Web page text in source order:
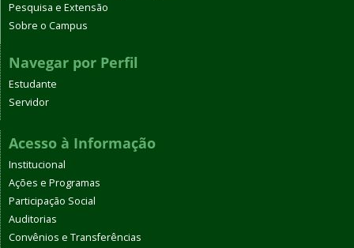
Pesquisa e Extensão
Sobre o Campus
Navegar por Perfil
Estudante
Servidor
Acesso à Informação
Institucional
Ações e Programas
Participação Social
Auditorias
Convênios e Transferências